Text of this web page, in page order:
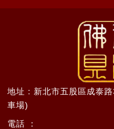
地址 : 新北市五股區成泰
車場)
電話 ：